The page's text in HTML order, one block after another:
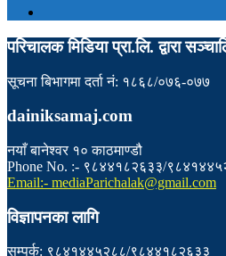
परिचालक मिडिया प्रा.लि. द्वारा
सूचना बिभागमा दर्ता नं: १८६८/०७६-०७७
dainiksamaj.com
नयाँ बानेश्वर १० काठमाण्डौ
Phone No. :- ९८४४१८२६३३/
Email:- mediaParichalak@gmail.com
विज्ञापनका लागि
सम्पर्क: ९८४१४४५२८८/९८४४१८२६३३